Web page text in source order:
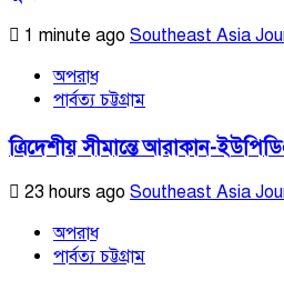
1 minute ago Southeast Asia
অপরাধ
পার্বত্য চট্টগ্রাম
ত্রিদেশীয় সীমান্তে আরাকান-
23 hours ago Southeast Asia
অপরাধ
পার্বত্য চট্টগ্রাম